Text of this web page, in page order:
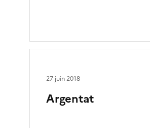
Argentat
27 juin 2018